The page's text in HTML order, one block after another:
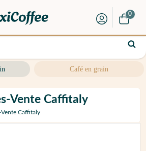
Café en grain
0
Vente Caffitaly
Vente Caffitaly